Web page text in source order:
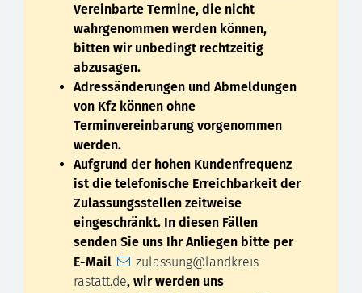
Vereinbarte Termine, die nicht
wahrgenommen werden können,
bitten wir unbedingt rechtzeitig
abzusagen.
Adressänderungen und Abmeldungen
von Kfz können ohne
Terminvereinbarung vorgenommen
werden.
Aufgrund der hohen Kundenfrequenz
ist die telefonische Erreichbarkeit der
Zulassungsstellen zeitweise
eingeschränkt. In diesen Fällen
senden Sie uns Ihr Anliegen bitte per
E-Mail
zulassung@landkreis-
rastatt.de, wir werden uns